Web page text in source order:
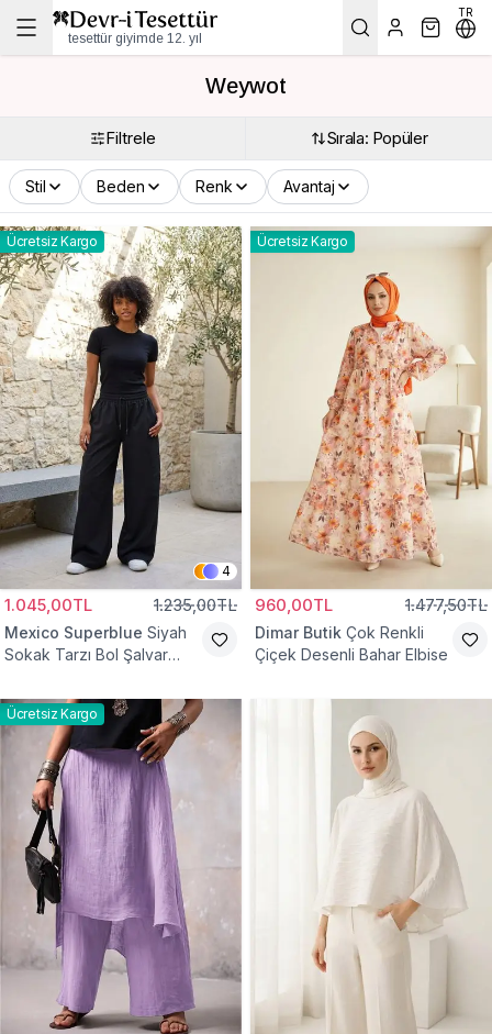
tesettür giyimde 12. yıl
TR
Weywot
Filtrele Sırala: Popüler
Stil Beden Renk Avantaj
Ücretsiz Kargo
4
1.045,00TL 1.235,00TL
Mexico Superblue Siyah
Sokak Tarzı Bol Şalvar
Ücretsiz Kargo
960,00TL 1.477,50TL
Dimar Butik Çok Renkli
Çiçek Desenli Bahar Elbise
Ücretsiz Kargo